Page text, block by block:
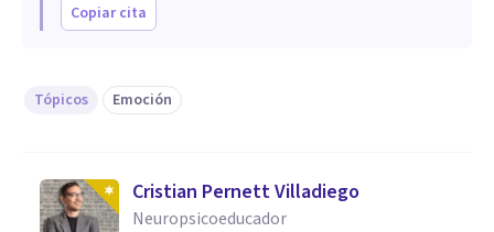
Copiar cita
Tópicos Emoción
Cristian Pernett Villadiego
Neuropsicoeducador